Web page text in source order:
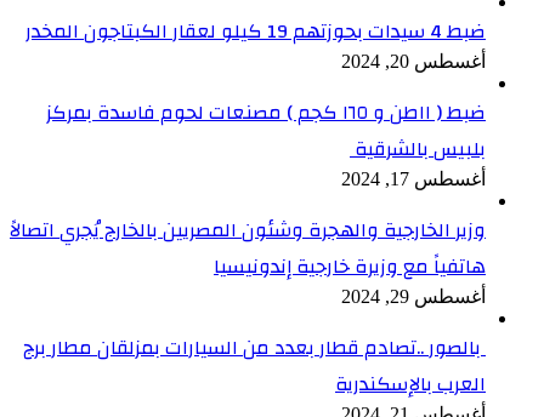
ضبط 4 سيدات بحوزتهم 19 كيلو لعقار الكبتاجون المخدر
أغسطس 20, 2024
ضبط ( ١١طن و ١٦٥ كجم ) مصنعات لحوم فاسدة بمركز
بلبيس بالشرقية
أغسطس 17, 2024
وزير الخارجية والهجرة وشئون المصريين بالخارج يُجري اتصالاً
هاتفياً مع وزيرة خارجية إندونيسيا
أغسطس 29, 2024
بالصور ..تصادم قطار بعدد من السيارات بمزلقان مطار برج
العرب بالإسكندرية